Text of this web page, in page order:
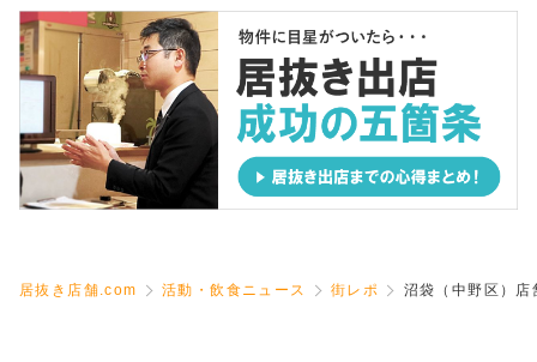
居抜き店舗.com 活動・飲食ニュース 街レポ 沼袋（中野区）